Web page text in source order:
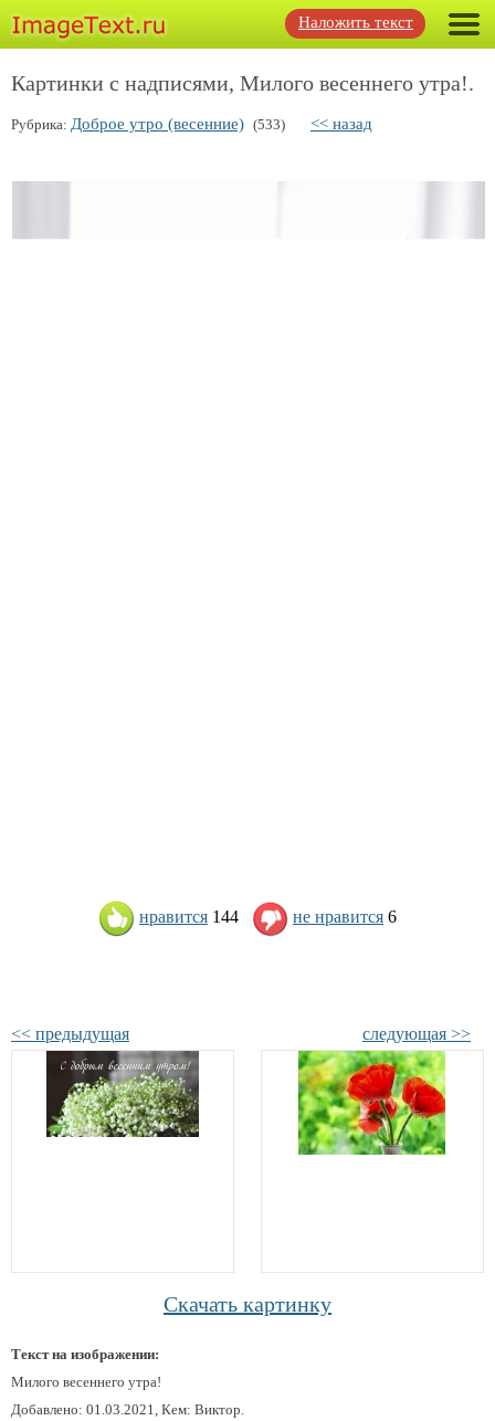
Наложить текст
Картинки с надписями, Милого весеннего утра!.
Рубрика: Доброе утро (весенние) (533) << назад
нравится 144 не нравится 6
<< предыдущая следующая >>
Скачать картинку
Текст на изображении:
Милого весеннего утра!
Добавлено: 01.03.2021, Кем: Виктор.